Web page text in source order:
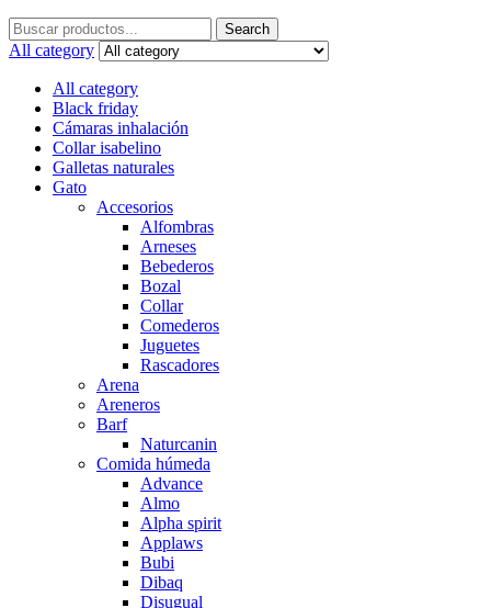
Search
for:
Search
All category
All category
Black friday
Cámaras inhalación
Collar isabelino
Galletas naturales
Gato
Accesorios
Alfombras
Arneses
Bebederos
Bozal
Collar
Comederos
Juguetes
Rascadores
Arena
Areneros
Barf
Naturcanin
Comida húmeda
Advance
Almo
Alpha spirit
Applaws
Bubi
Dibaq
Disugual